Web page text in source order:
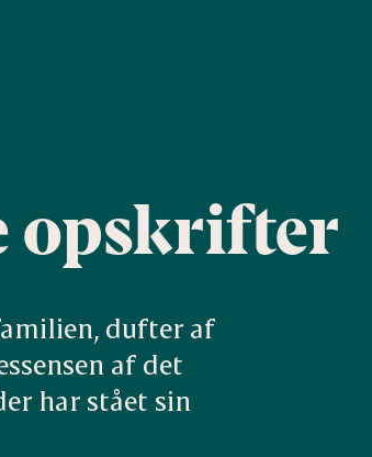
opskrifter
dufter af
af det
har stået sin